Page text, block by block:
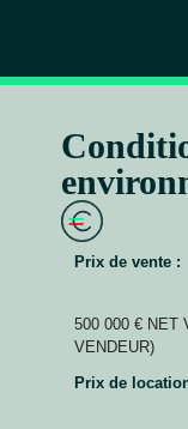
Prix de vente :
500 000 € NET
VENDEUR)
Prix de